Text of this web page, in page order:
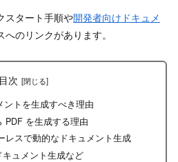
スタート手順や開発者向けドキュメ
のリンクがあります。
目次
ントを生成すべき理由
PDF を生成する理由
レスで動的なドキュメント生成
ュメント生成など